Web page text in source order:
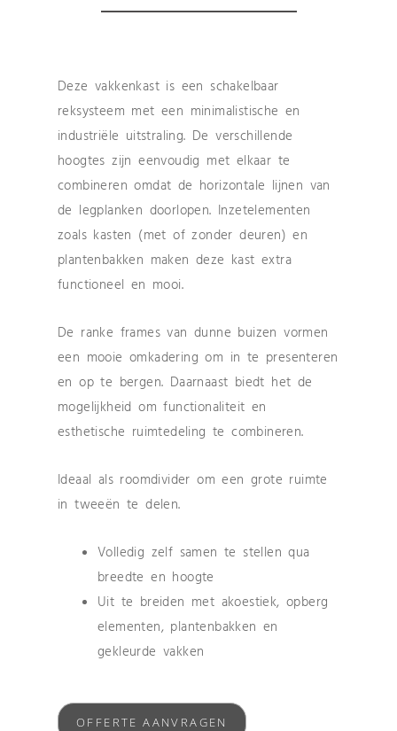
Deze vakkenkast is een schakelbaar
reksysteem met een minimalistische en
industriële uitstraling. De verschillende
hoogtes zijn eenvoudig met elkaar te
combineren omdat de horizontale lijnen van
de legplanken doorlopen. Inzetelementen
zoals kasten (met of zonder deuren) en
plantenbakken maken deze kast extra
functioneel en mooi.
De ranke frames van dunne buizen vormen
een mooie omkadering om in te presenteren
en op te bergen. Daarnaast biedt het de
mogelijkheid om functionaliteit en
esthetische ruimtedeling te combineren.
Ideaal als roomdivider om een grote ruimte
in tweeën te delen.
Volledig zelf samen te stellen qua
breedte en hoogte
Uit te breiden met akoestiek, opberg
elementen, plantenbakken en
gekleurde vakken
OFFERTE AANVRAGEN